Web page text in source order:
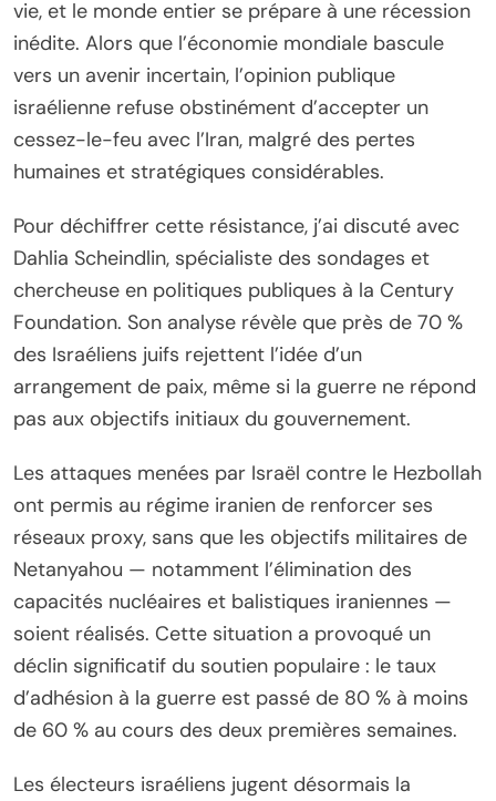
vie, et le monde entier se prépare à une récession
inédite. Alors que l’économie mondiale bascule
vers un avenir incertain, l’opinion publique
israélienne refuse obstinément d’accepter un
cessez-le-feu avec l’Iran, malgré des pertes
humaines et stratégiques considérables.
Pour déchiffrer cette résistance, j’ai discuté avec
Dahlia Scheindlin, spécialiste des sondages et
chercheuse en politiques publiques à la Century
Foundation. Son analyse révèle que près de 70 %
des Israéliens juifs rejettent l’idée d’un
arrangement de paix, même si la guerre ne répond
pas aux objectifs initiaux du gouvernement.
Les attaques menées par Israël contre le Hezbollah
ont permis au régime iranien de renforcer ses
réseaux proxy, sans que les objectifs militaires de
Netanyahou — notamment l’élimination des
capacités nucléaires et balistiques iraniennes —
soient réalisés. Cette situation a provoqué un
déclin significatif du soutien populaire : le taux
d’adhésion à la guerre est passé de 80 % à moins
de 60 % au cours des deux premières semaines.
Les électeurs israéliens jugent désormais la